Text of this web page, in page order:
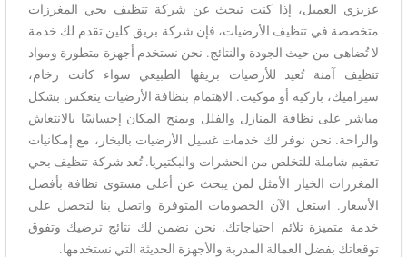
عزيزي العميل، إذا كنت تبحث عن شركة تنظيف بحي المغرزات
متخصصة في تنظيف الأرضيات، فإن شركة بريق كلين تقدم لك خدمة
لا تُضاهى من حيث الجودة والنتائج. نحن نستخدم أجهزة متطورة ومواد
تنظيف آمنة تُعيد للأرضيات بريقها الطبيعي سواء كانت رخام،
سيراميك، باركيه أو موكيت. الاهتمام بنظافة الأرضيات ينعكس بشكل
مباشر على نظافة المنازل والفلل ويمنح المكان إحساسًا بالانتعاش
والراحة. نحن نوفر لك خدمات غسيل الأرضيات بالبخار، مع إمكانيات
تعقيم شاملة للتخلص من الحشرات والبكتيريا. تُعد شركة تنظيف بحي
المغرزات الخيار الأمثل لمن يبحث عن أعلى مستوى نظافة بأفضل
الأسعار. استغل الآن الخصومات المتوفرة واتصل بنا لتحصل على
خدمة متميزة تلائم احتياجاتك. نحن نضمن لك نتائج ترضيك وتفوق
توقعاتك بفضل العمالة المدربة والأجهزة الحديثة التي نستخدمها.